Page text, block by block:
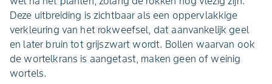
Deze uitbreiding is zichtbaar als een oppervlakkige
verkleuring van het rokweefsel, dat aanvankelijk geel
en later bruin tot grijszwart wordt. Bollen waarvan ook
de wortelkrans is aangetast, maken geen of weinig
wortels.